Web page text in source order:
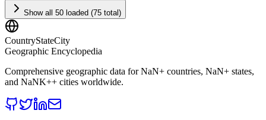
Show all 50 loaded (75 total)
CountryStateCity
Geographic Encyclopedia
Comprehensive geographic data forNaN+ countries, NaN+ states,
and NaNK++ cities worldwide.